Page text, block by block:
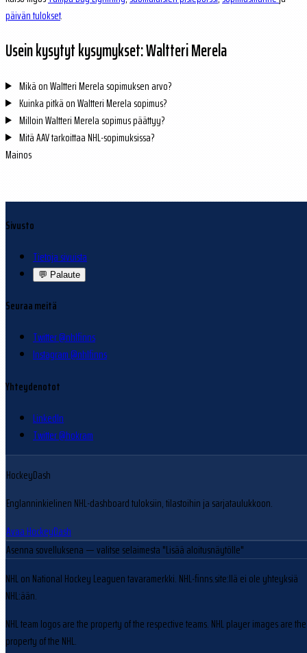
päivän tulokset.
Usein kysytyt kysymykset: Waltteri Merela
Mikä on Waltteri Merela sopimuksen arvo?
Kuinka pitkä on Waltteri Merela sopimus?
Milloin Waltteri Merela sopimus päättyy?
Mitä AAV tarkoittaa NHL-sopimuksissa?
Mainos
Sivusto
Tietoja sivuista
💬 Palaute
Seuraa meitä
Twitter @nhlfinns
Instagram @nhlfinns
Yhteydenotot
LinkedIn
Twitter @hokram
HockeyDash
Englanninkielinen NHL-dashboard tuloksiin, tilastoihin ja sarjataulukkoon.
Avaa HockeyDash
Asenna sovelluksena — valitse selaimesta "Lisää aloitusnäytölle"
NHL on National Hockey Leaguen tavaramerkki. NHL-finns.site:llä ei ole yhteyksiä
NHL:ään.
NHL team logos are the property of the respective teams. NHL player images are the
property of the NHL.